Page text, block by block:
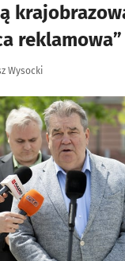
reklamowa”
Wysocki